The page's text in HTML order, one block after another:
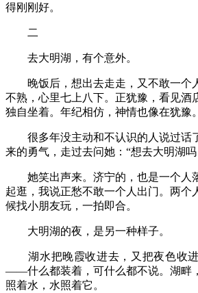
得刚刚好。
二
去大明湖，有个意外。
晚饭后，想出去走走，又不敢一个
不熟，心里七上八下。正犹豫，看见酒
独自坐着。年纪相仿，神情也像在犹豫。
很多年没主动和不认识的人说过话
来的勇气，走过去问她：“想去大明湖吗
她笑出声来。济宁的，也是一个人
起逛，我说正愁不敢一个人出门。两个
候找小朋友玩，一拍即合。
大明湖的夜，是另一种样子。
湖水把晚霞收进去，又把夜色收进
——什么都装着，可什么都不说。湖畔
照着水，水照着它。